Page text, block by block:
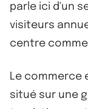
parle ici d'un
visiteurs
centre
Le commerce
situé sur une